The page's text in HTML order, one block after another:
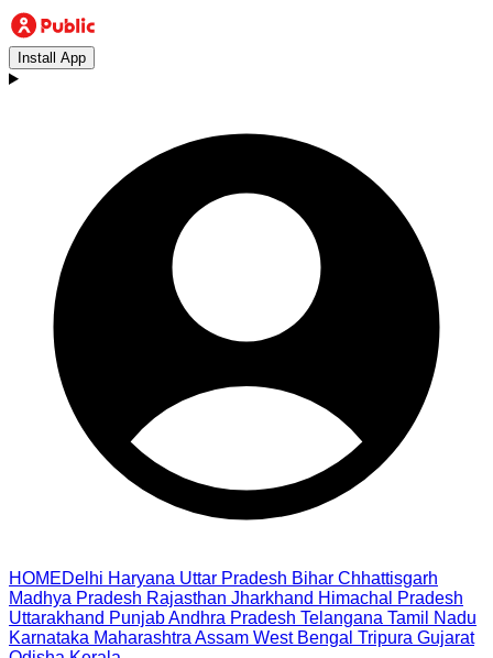
Install App
HOMEDelhi Haryana Uttar Pradesh Bihar Chhattisgarh
Madhya Pradesh Rajasthan Jharkhand Himachal Pradesh
Uttarakhand PunjabAndhra Pradesh Telangana Tamil Nadu
Karnataka Maharashtra Assam West Bengal Tripura Gujarat